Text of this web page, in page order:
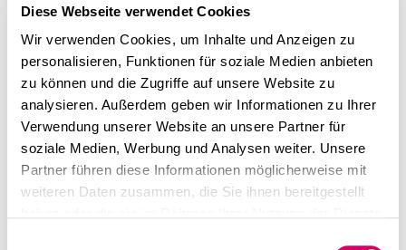
Diese Webseite verwendet Cookies
Wir verwenden Cookies, um Inhalte und Anzeigen zu
personalisieren, Funktionen für soziale Medien anbieten
zu können und die Zugriffe auf unsere Website zu
analysieren. Außerdem geben wir Informationen zu Ihrer
Verwendung unserer Website an unsere Partner für
soziale Medien, Werbung und Analysen weiter. Unsere
Partner führen diese Informationen möglicherweise mit
weiteren Daten zusammen, die Sie ihnen bereitgestellt
linkedininstagram
Deutsch
English
Imprint
Data Privacy
to the office
#backtotheoffice #comebackstronger
We'll help you to get back to the office!
Please find here free download icons for a quick start:
Please click here to download the files!